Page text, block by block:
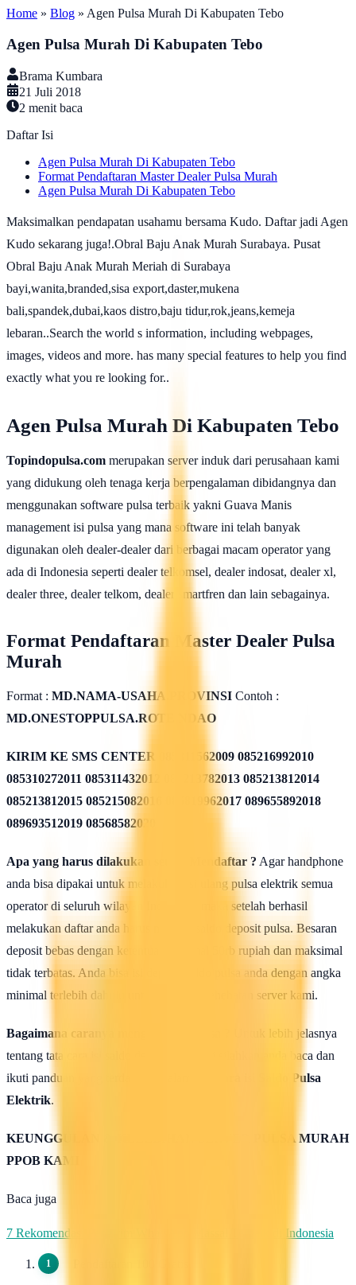
Home » Blog » Agen Pulsa Murah Di Kabupaten Tebo
Agen Pulsa Murah Di Kabupaten Tebo
Brama Kumbara
21 Juli 2018
2 menit baca
Daftar Isi
Agen Pulsa Murah Di Kabupaten Tebo
Format Pendaftaran Master Dealer Pulsa Murah
Agen Pulsa Murah Di Kabupaten Tebo
Maksimalkan pendapatan usahamu bersama Kudo. Daftar jadi Agen
Kudo sekarang juga!.Obral Baju Anak Murah Surabaya. Pusat
Obral Baju Anak Murah Meriah di Surabaya
bayi,wanita,branded,sisa export,daster,mukena
bali,spandek,dubai,kaos distro,baju tidur,rok,jeans,kemeja
lebaran..Search the world s information, including webpages,
images, videos and more. has many special features to help you find
exactly what you re looking for..
Agen Pulsa Murah Di Kabupaten Tebo
Topindopulsa.com merupakan server induk dari perusahaan kami
yang didukung oleh tenaga kerja berpengalaman dibidangnya dan
menggunakan software pulsa terbaik yakni Guava Manis
management isi pulsa yang mana software ini telah banyak
digunakan oleh dealer-dealer dari berbagai macam operator yang
ada di Indonesia seperti dealer telkomsel, dealer indosat, dealer xl,
dealer three, dealer telkom, dealer smartfren dan lain sebagainya.
Format Pendaftaran Master Dealer Pulsa
Murah
Format : MD.NAMA-USAHA.PROVINSI Contoh :
MD.ONESTOPPULSA.ROTE NDAO
KIRIM KE SMS CENTER
085311562009 085216992010
085310272011 085311432012 085213782013 085213812014
085213812015 085215082016 085819962017 089655892018
089693512019 08568582020
Apa yang harus dilakukan seusai Mendaftar ? Agar handphone
anda bisa dipakai untuk melakukan isi ulang pulsa elektrik semua
operator di seluruh wilayah Indonesia, maka setelah berhasil
melakukan daftar anda harus mengisi saldo deposit pulsa. Besaran
deposit bebas dengan ketentuan minimal 50rb rupiah dan maksimal
tidak terbatas. Anda bisa isi deposit saldo pulsa anda dengan angka
minimal terlebih dahulu untuk uji coba kehebatan server kami.
Bagaimana caranya mengisi saldo pulsa ?
Untuk lebih jelasnya
tentang tata cara isi saldo deposit pulsa ini silahkan anda baca dan
ikuti panduan yang terdapat di halaman :
Cara isi Saldo Pulsa
Elektrik.
KEUNGGULAN & KELEBIHAN SERVER PULSA MURAH
PPOB KAMI
Baca juga
7 Rekomendasi Pengirim WhatsApp Massal Terbaik di Indonesia